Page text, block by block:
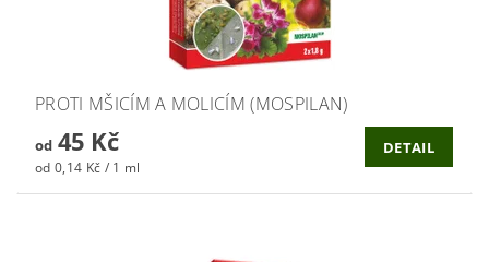
PROTI MŠICÍM A MOLICÍM (MOSPILAN)
od45 Kč
od 0,14 Kč / 1 ml
DETAIL